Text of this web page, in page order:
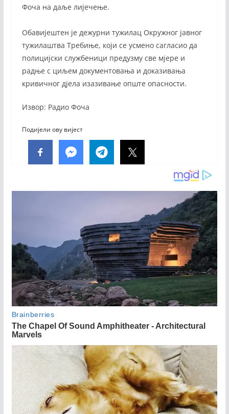
Фоча на даље лијечење.
Обавијештен је дежурни тужилац Окружног јавног
тужилаштва Требиње, који се усмено сагласио да
полицијски службеници предузму све мјере и
радње с циљем документовања и доказивања
кривичног дјела изазивање опште опасности.
Извор: Радио Фоча
Подијели ову вијест